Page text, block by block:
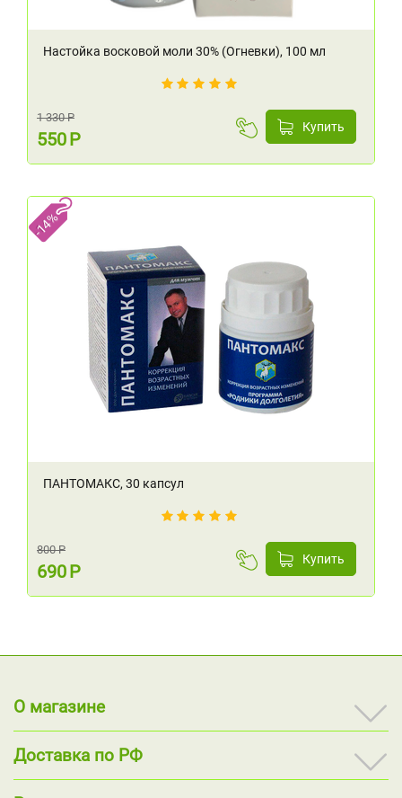
Настойка восковой моли 30% (Огневки), 100 мл
1 330 Р
550 Р
Купить
-14%
ПАНТОМАКС, 30 капсул
800 Р
690 Р
Купить
О магазине
Доставка по РФ